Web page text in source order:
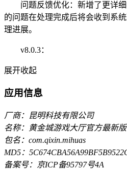
问题反馈优化：新增了更详细
的问题在处理完成后将会收到系
理进展。
v8.0.3：
展开收起
应用信息
厂商：昆明科技有限公司
名称：黄金城游戏大厅官方最新版
包名：com.qixin.mihuas
MD5：
备案号：京ICP备95797号4A